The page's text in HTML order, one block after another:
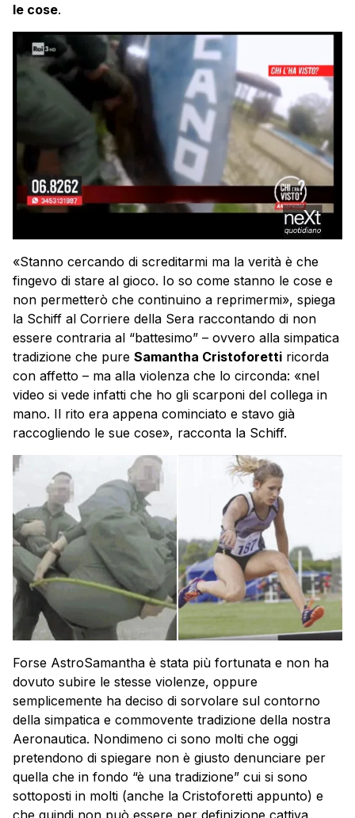
le cose.
«Stanno cercando di screditarmi ma la verità è che
fingevo di stare al gioco. Io so come stanno le cose e
non permetterò che continuino a reprimermi», spiega
la Schiff al Corriere della Sera raccontando di non
essere contraria al “battesimo” – ovvero alla simpatica
tradizione che pure Samantha Cristoforetti ricorda
con affetto – ma alla violenza che lo circonda: «nel
video si vede infatti che ho gli scarponi del collega in
mano. Il rito era appena cominciato e stavo già
raccogliendo le sue cose», racconta la Schiff.
Forse AstroSamantha è stata più fortunata e non ha
dovuto subire le stesse violenze, oppure
semplicemente ha deciso di sorvolare sul contorno
della simpatica e commovente tradizione della nostra
Aeronautica. Nondimeno ci sono molti che oggi
pretendono di spiegare non è giusto denunciare per
quella che in fondo “è una tradizione” cui si sono
sottoposti in molti (anche la Cristoforetti appunto) e